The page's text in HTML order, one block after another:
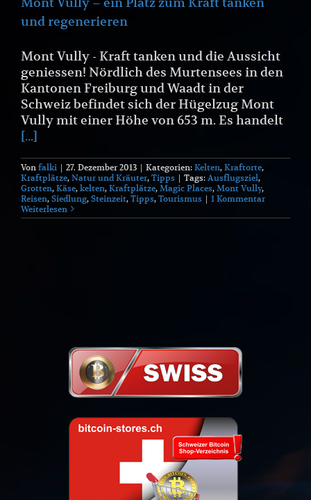
und regenerieren
Mont Vully - Kraft tanken und die Aussicht
geniessen! Nördlich des Murtensees in den
Kantonen Freiburg und Waadt in der
Schweiz befindet sich der Hügelzug Mont
Vully mit einer Höhe von 653 m. Es handelt
[...]
Von falki | 27. Dezember 2013 | Kategorien: Kelten, Kraftorte,
Kraftplätze, Natur und Kräuter, Tipps | Tags: Ausflugsziel ,
Grotten, Käse, kelten, Kraftplätze, Magic Places, Mont Vully,
Reisen, Siedlung, Steinzeit, Tipps, Tourismus | 1 Kommentar
Weiterlesen